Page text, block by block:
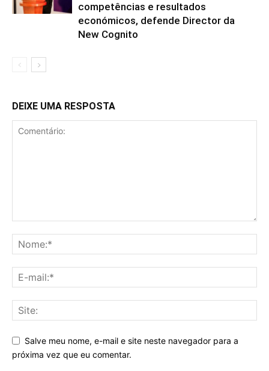
competências e resultados
económicos, defende Director da
New Cognito
DEIXE UMA RESPOSTA
Salve meu nome, e-mail e site neste navegador para a
próxima vez que eu comentar.